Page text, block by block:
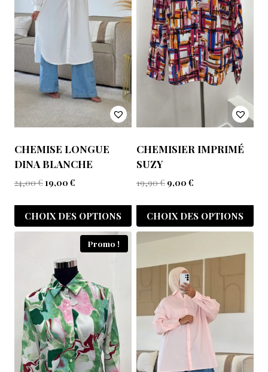
CHEMISE LONGUE
DINA BLANCHE
24,00€19,00 €
CHOIX DES OPTIONS
CHEMISIER IMPRIMÉ
SUZY
19,90€ 9,00 €
CHOIX DES OPTIONS
Promo !